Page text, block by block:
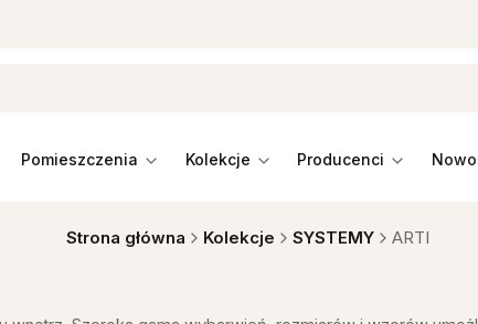
pomieszczenia kolekcje producenci
Strona główna Kolekcje SYSTEMY ARTI